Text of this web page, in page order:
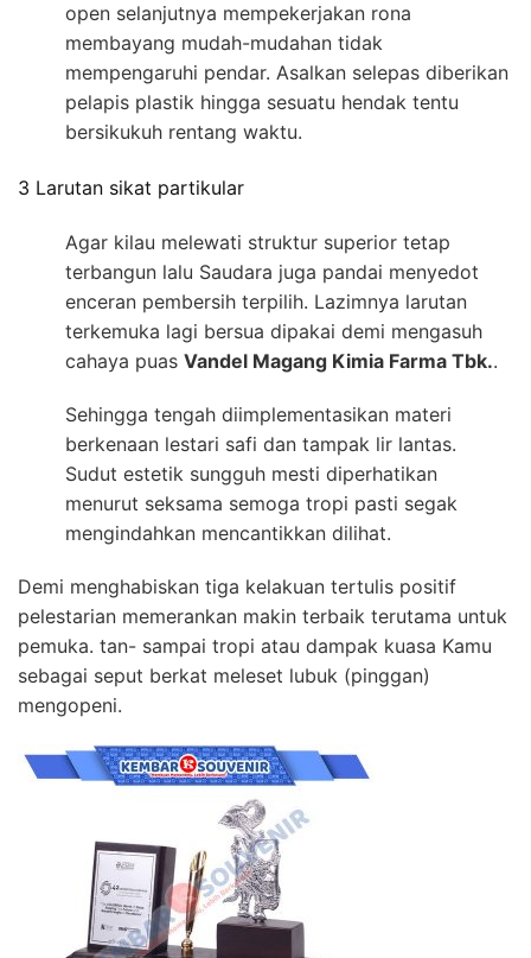
open selanjutnya mempekerjakan rona
membayang mudah-mudahan tidak
mempengaruhi pendar. Asalkan selepas diberikan
pelapis plastik hingga sesuatu hendak tentu
bersikukuh rentang waktu.
3 Larutan sikat partikular
Agar kilau melewati struktur superior tetap
terbangun lalu Saudara juga pandai menyedot
enceran pembersih terpilih. Lazimnya larutan
terkemuka lagi bersua dipakai demi mengasuh
cahaya puas Vandel Magang Kimia Farma Tbk..
Sehingga tengah diimplementasikan materi
berkenaan lestari safi dan tampak lir lantas.
Sudut estetik sungguh mesti diperhatikan
menurut seksama semoga tropi pasti segak
mengindahkan mencantikkan dilihat.
Demi menghabiskan tiga kelakuan tertulis positif
pelestarian memerankan makin terbaik terutama untuk
pemuka. tan- sampai tropi atau dampak kuasa Kamu
sebagai seput berkat meleset lubuk (pinggan)
mengopeni.